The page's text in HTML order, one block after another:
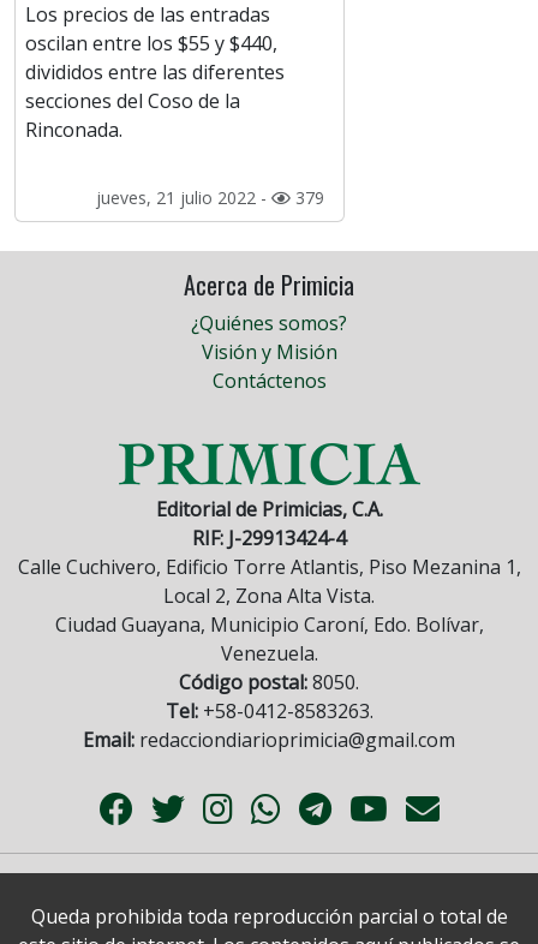
Los precios de las entradas
oscilan entre los $55 y $440,
divididos entre las diferentes
secciones del Coso de la
Rinconada.
jueves, 21 julio 2022 - 379
Acerca de Primicia
¿Quiénes somos?
Visión y Misión
Contáctenos
Editorial de Primicias, C.A.
RIF: J-29913424-4
Calle Cuchivero, Edificio Torre Atlantis, Piso Mezanina 1,
Local 2, Zona Alta Vista.
Ciudad Guayana, Municipio Caroní, Edo. Bolívar,
Venezuela.
Código postal:8050.
Tel:+58-0412-8583263.
Email: redacciondiarioprimicia@gmail.com
Queda prohibida toda reproducción parcial o total de